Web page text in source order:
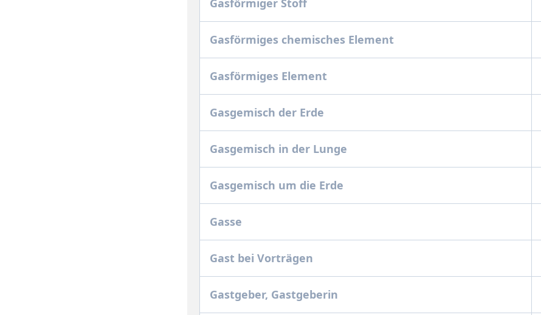
Gasförmiger Stoff
Gasförmiges chemisches Element
Gasförmiges Element
Gasgemisch der Erde
Gasgemisch in der Lunge
Gasgemisch um die Erde
Gasse
Gast bei Vorträgen
Gastgeber, Gastgeberin